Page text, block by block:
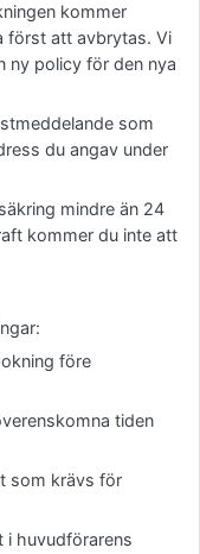
kommer
först att avbrytas. Vi
ny policy för den nya
som
du angav under
mindre än 24
kommer du inte att
före
tiden
som krävs för
i huvudförarens